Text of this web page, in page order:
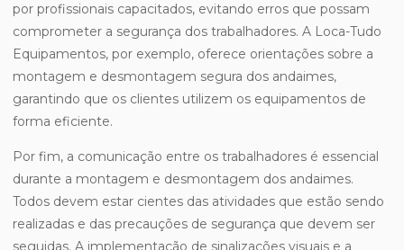
por profissionais capacitados, evitando erros que possam
comprometer a segurança dos trabalhadores. A Loca-Tudo
Equipamentos, por exemplo, oferece orientações sobre a
montagem e desmontagem segura dos andaimes,
garantindo que os clientes utilizem os equipamentos de
forma eficiente.
Por fim, a comunicação entre os trabalhadores é essencial
durante a montagem e desmontagem dos andaimes.
Todos devem estar cientes das atividades que estão sendo
realizadas e das precauções de segurança que devem ser
seguidas. A implementação de sinalizações visuais e a